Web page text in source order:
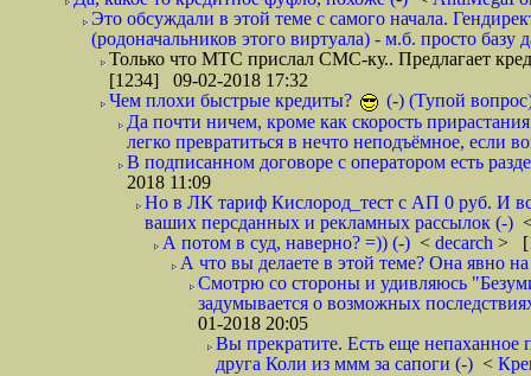
Это обсуждали в этой теме с самого начала.
(родоначальников этого виртуала) - м.б. просто
Только что МТС прислал СМС-ку.. Предлагает
[1234] 09-02-2018 17:32
Чем плохи быстрые кредиты?
(-) (Тупой
Да почти ничем, кроме как скорость
легко превратиться в нечто неподъёмное, если
В подписанном договоре с оператором есть
2018 11:09
Но в ЛК тариф Кислород_тест с АП 0 руб. И
ваших персданных и рекламных рассылок (-)
А потом в суд, наверно? =)) (-) < decarch >
А что вы делаете в этой теме? Она явно
Смотрю со стороны и удивляюсь
задумывается о возможных
01-2018 20:05
Вы прекратите. Есть еще непаханное
друга Коли из ммм за сапоги (-) <